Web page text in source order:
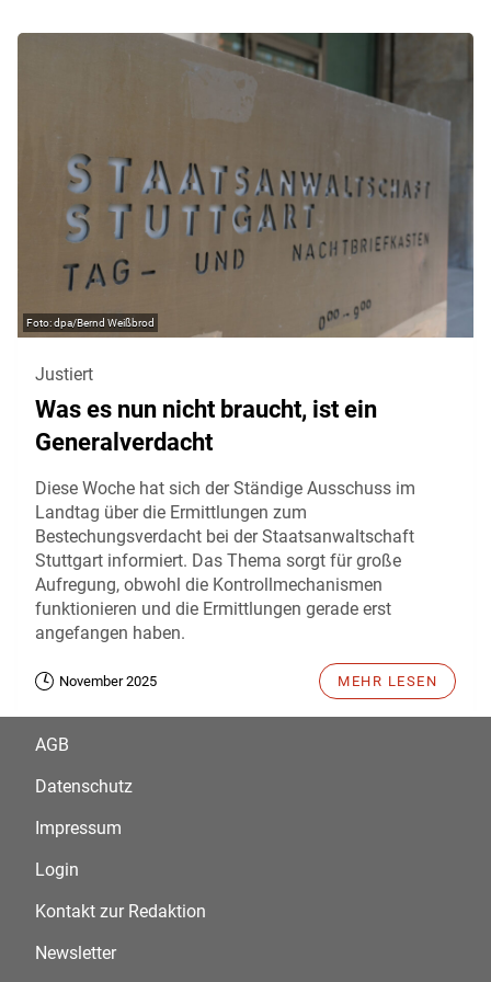
dpa/Bernd Weißbrod
Justiert
Was es nun nicht braucht, ist ein
Generalverdacht
Diese Woche hat sich der Ständige Ausschuss im
Landtag über die Ermittlungen zum
Bestechungsverdacht bei der Staatsanwaltschaft
Stuttgart informiert. Das Thema sorgt für große
Aufregung, obwohl die Kontrollmechanismen
funktionieren und die Ermittlungen gerade erst
angefangen haben.
November 2025 MEHR LESEN
AGB
Datenschutz
Impressum
Login
Kontakt zur Redaktion
Newsletter